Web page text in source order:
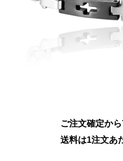
ご注文確定か
送料は1注文あ